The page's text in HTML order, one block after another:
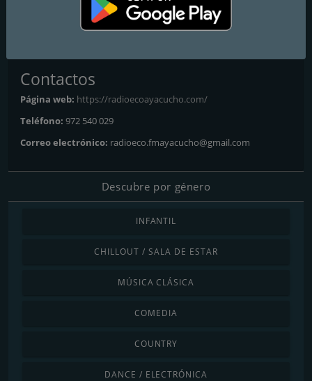
¡Marcando la diferencia!
Contactos
Página web: https://radioecoayacucho.com/
Teléfono: 972 540 029
Correo electrónico: radioeco.fmayacucho@gmail.com
Descubre por género
INFANTIL
CHILLOUT / SALA DE ESTAR
MÚSICA CLÁSICA
COMEDIA
COUNTRY
DANCE / ELECTRÓNICA